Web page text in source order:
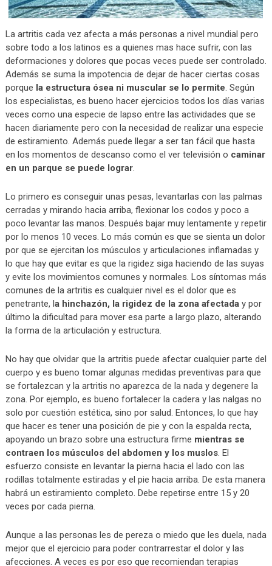
La artritis cada vez afecta a más personas a nivel mundial pero
sobre todo a los latinos es a quienes mas hace sufrir, con las
deformaciones y dolores que pocas veces puede ser controlado.
Además se suma la impotencia de dejar de hacer ciertas cosas
porque la estructura ósea ni muscular se lo permite. Según
los especialistas, es bueno hacer ejercicios todos los días varias
veces como una especie de lapso entre las actividades que se
hacen diariamente pero con la necesidad de realizar una especie
de estiramiento. Además puede llegar a ser tan fácil que hasta
en los momentos de descanso como el ver televisión o caminar
en un parque se puede lograr.
Lo primero es conseguir unas pesas, levantarlas con las palmas
cerradas y mirando hacia arriba, flexionar los codos y poco a
poco levantar las manos. Después bajar muy lentamente y repetir
por lo menos 10 veces. Lo más común es que se sienta un dolor
por que se ejercitan los músculos y articulaciones inflamadas y
lo que hay que evitar es que la rigidez siga haciendo de las suyas
y evite los movimientos comunes y normales. Los síntomas más
comunes de la artritis es cualquier nivel es el dolor que es
penetrante, la hinchazón, la rigidez de la zona afectada y por
último la dificultad para mover esa parte a largo plazo, alterando
la forma de la articulación y estructura.
No hay que olvidar que la artritis puede afectar cualquier parte del
cuerpo y es bueno tomar algunas medidas preventivas para que
se fortalezcan y la artritis no aparezca de la nada y degenere la
zona. Por ejemplo, es bueno fortalecer la cadera y las nalgas no
solo por cuestión estética, sino por salud. Entonces, lo que hay
que hacer es tener una posición de pie y con la espalda recta,
apoyando un brazo sobre una estructura firme mientras se
contraen los músculos del abdomen y los muslos. El
esfuerzo consiste en levantar la pierna hacia el lado con las
rodillas totalmente estiradas y el pie hacia arriba. De esta manera
habrá un estiramiento completo. Debe repetirse entre 15 y 20
veces por cada pierna.
Aunque a las personas les de pereza o miedo que les duela, nada
mejor que el ejercicio para poder contrarrestar el dolor y las
afecciones. A veces es por eso que recomiendan terapias